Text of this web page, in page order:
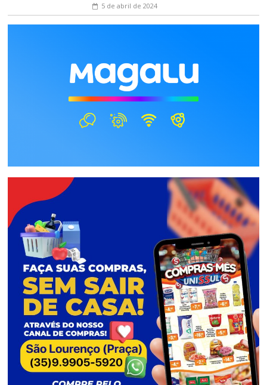
5 de abril de 2024